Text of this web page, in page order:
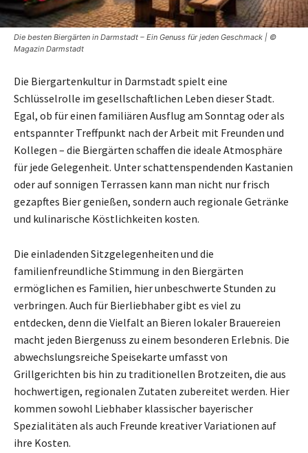
Die besten Biergärten in Darmstadt – Ein Genuss für jeden Geschmack | ©
Magazin Darmstadt
Die Biergartenkultur in Darmstadt spielt eine
Schlüsselrolle im gesellschaftlichen Leben dieser Stadt.
Egal, ob für einen familiären Ausflug am Sonntag oder als
entspannter Treffpunkt nach der Arbeit mit Freunden und
Kollegen – die Biergärten schaffen die ideale Atmosphäre
für jede Gelegenheit. Unter schattenspendenden Kastanien
oder auf sonnigen Terrassen kann man nicht nur frisch
gezapftes Bier genießen, sondern auch regionale Getränke
und kulinarische Köstlichkeiten kosten.
Die einladenden Sitzgelegenheiten und die
familienfreundliche Stimmung in den Biergärten
ermöglichen es Familien, hier unbeschwerte Stunden zu
verbringen. Auch für Bierliebhaber gibt es viel zu
entdecken, denn die Vielfalt an Bieren lokaler Brauereien
macht jeden Biergenuss zu einem besonderen Erlebnis. Die
abwechslungsreiche Speisekarte umfasst von
Grillgerichten bis hin zu traditionellen Brotzeiten, die aus
hochwertigen, regionalen Zutaten zubereitet werden. Hier
kommen sowohl Liebhaber klassischer bayerischer
Spezialitäten als auch Freunde kreativer Variationen auf
ihre Kosten.